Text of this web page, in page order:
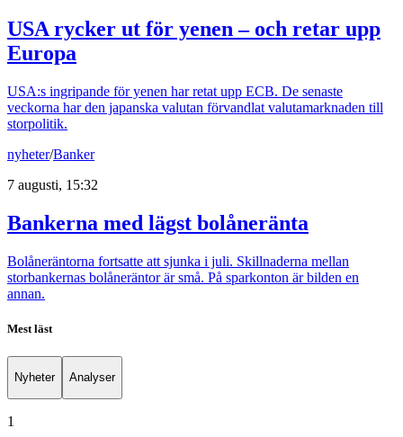
USA rycker ut för yenen – och retar upp
Europa
USA:s ingripande för yenen har retat upp ECB. De senaste
veckorna har den japanska valutan förvandlat valutamarknaden till
storpolitik.
nyheter/Banker
7 augusti, 15:32
Bankerna med lägst bolåneränta
Bolåneräntorna fortsatte att sjunka i juli. Skillnaderna mellan
storbankernas bolåneräntor är små. På sparkonton är bilden en
annan.
Mest läst
Nyheter Analyser
1